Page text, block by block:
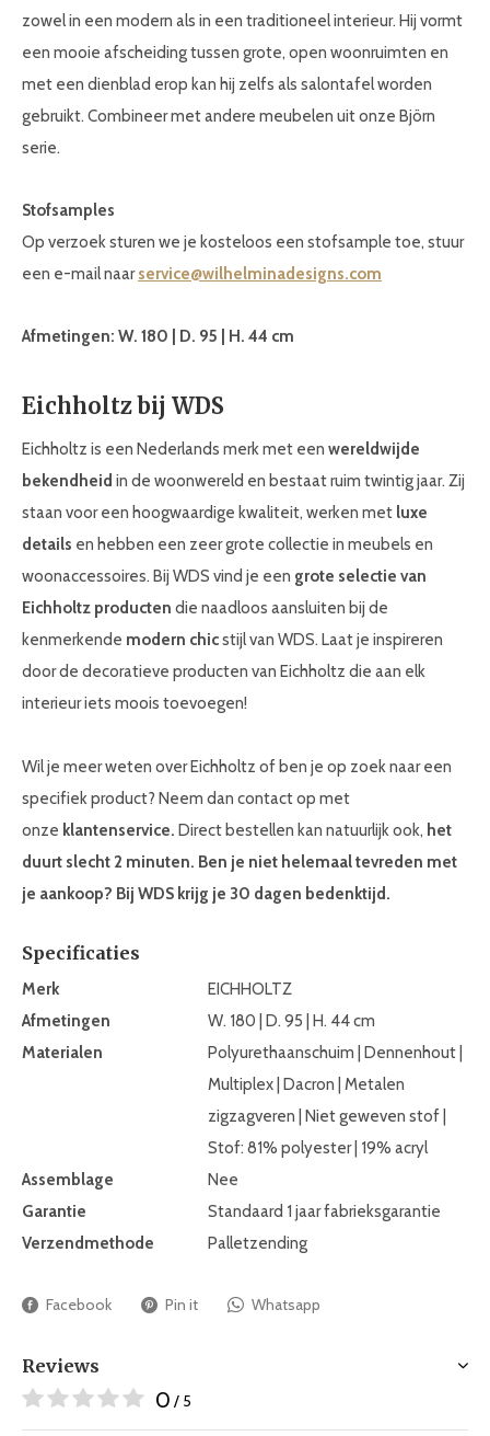
zowel in een modern als in een traditioneel interieur. Hij vormt
een mooie afscheiding tussen grote, open woonruimten en
met een dienblad erop kan hij zelfs als salontafel worden
gebruikt. Combineer met andere meubelen uit onze Björn
serie.
Stofsamples
Op verzoek sturen we je kosteloos een stofsample toe, stuur
een e-mail naarservice@wilhelminadesigns.com
Afmetingen: W. 180 | D. 95 | H. 44 cm
Eichholtz bij WDS
Eichholtz is een Nederlands merk met een wereldwijde
bekendheid in de woonwereld en bestaat ruim twintig jaar. Zij
staan voor een hoogwaardige kwaliteit, werken met luxe
details en hebben een zeer grote collectie in meubels en
woonaccessoires. Bij WDS vind je een grote selectie van
Eichholtz producten die naadloos aansluiten bij de
kenmerkende modern chicstijl van WDS. Laat je inspireren
door de decoratieve producten van Eichholtz die aan elk
interieur iets moois toevoegen!
Wil je meer weten over Eichholtz of ben je op zoek naar een
specifiek product? Neem dan contact op met
onze klantenservice. Direct bestellen kan natuurlijk ook, het
duurt slecht 2 minuten. Ben je niet helemaal tevreden met
je aankoop? Bij WDS krijg je 30 dagen bedenktijd.
Specificaties
Merk
EICHHOLTZ
Afmetingen
W. 180 | D. 95 | H. 44 cm
Materialen
Polyurethaanschuim | Dennenhout |
Multiplex | Dacron | Metalen
zigzagveren | Niet geweven stof |
Stof: 81% polyester | 19% acryl
Assemblage
Nee
Garantie
Standaard 1 jaar fabrieksgarantie
Verzendmethode
Palletzending
Facebook Pin it Whatsapp
Reviews
0 / 5